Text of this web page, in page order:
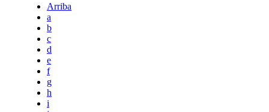
Arriba
a
b
c
d
e
f
g
h
i